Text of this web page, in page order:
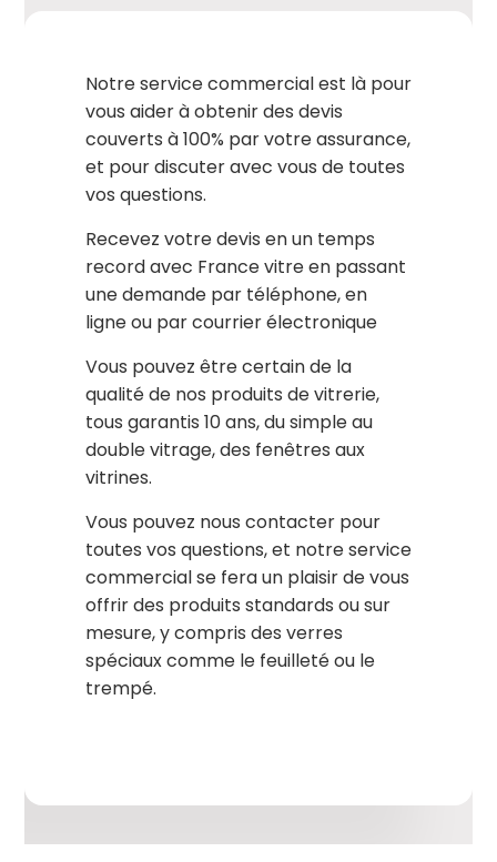
Notre service commercial est là pour
vous aider à obtenir des devis
couverts à 100% par votre assurance,
et pour discuter avec vous de toutes
vos questions.
Recevez votre devis en un temps
record avec France vitre en passant
une demande par téléphone, en
ligne ou par courrier électronique
Vous pouvez être certain de la
qualité de nos produits de vitrerie,
tous garantis 10 ans, du simple au
double vitrage, des fenêtres aux
vitrines.
Vous pouvez nous contacter pour
toutes vos questions, et notre service
commercial se fera un plaisir de vous
offrir des produits standards ou sur
mesure, y compris des verres
spéciaux comme le feuilleté ou le
trempé.